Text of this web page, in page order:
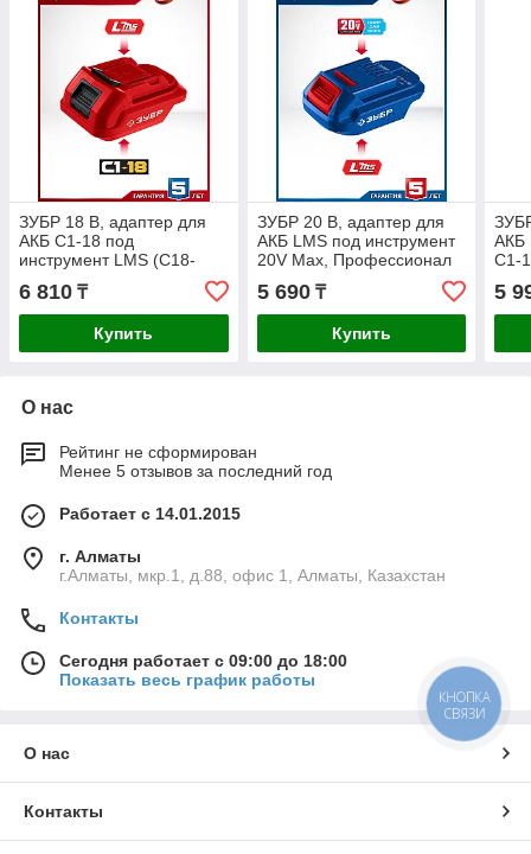
ЗУБР 18 В, адаптер для
АКБ С1-18 под
инструмент LMS (С18-
6 810 ₸
Купить
ЗУБР 20 В, адаптер для
АКБ LMS под инструмент
20V Max, Профессионал
(LMS-T7)
5 690₸
Купить
АКБ
С1-
5
О нас
Рейтинг не сформирован
Менее 5 отзывов за последний год
Работает с 14.01.2015
г. Алматы
г.Алматы, мкр.1, д.88, офис 1, Алматы, Казахстан
Контакты
Сегодня работает с 09:00 до 18:00
Показать весь график работы
О нас
Контакты
КНОПКА
СВЯЗИ